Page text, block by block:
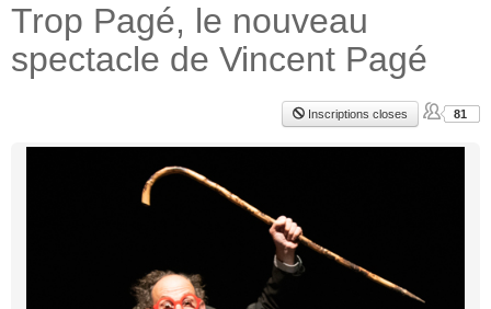
Trop Pagé, le nouveau
spectacle de Vincent Pagé
Inscriptions closes 81